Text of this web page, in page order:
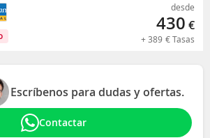
desde
430 €
+ 389 €Tasas
Escríbenos para dudas y ofertas.
Contactar